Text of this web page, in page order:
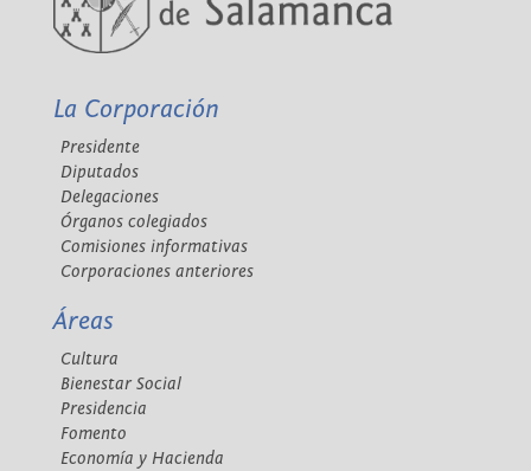
La Corporación
Presidente
Diputados
Delegaciones
Órganos colegiados
Comisiones informativas
Corporaciones anteriores
Áreas
Cultura
Bienestar Social
Presidencia
Fomento
Economía y Hacienda